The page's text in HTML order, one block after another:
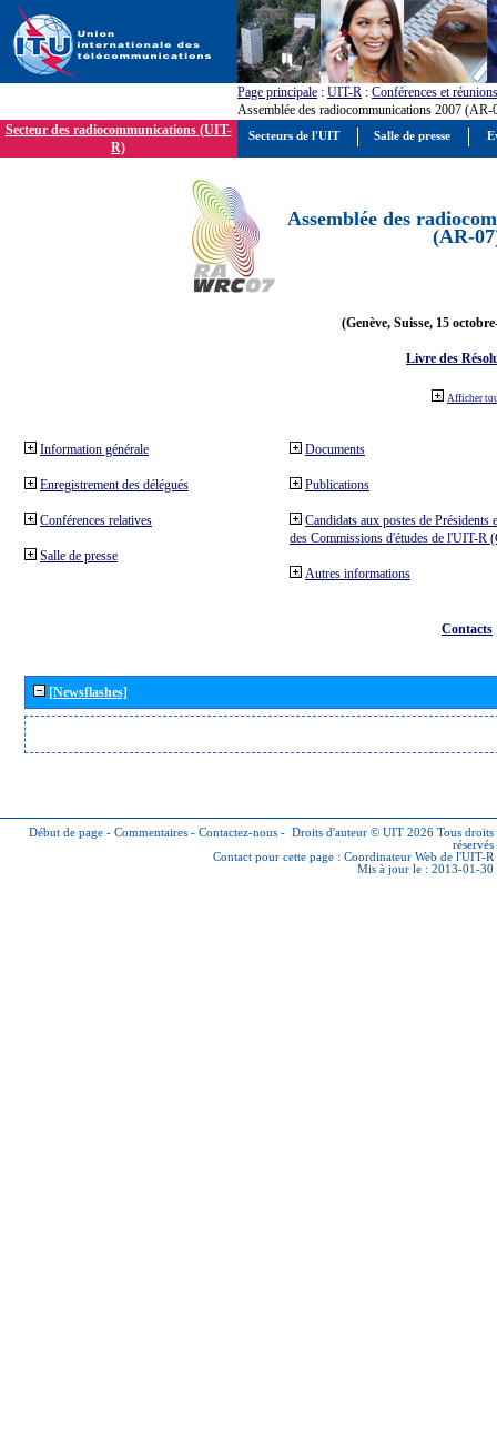
Page principale : UIT-R : Conférences et réunions
Assemblée des radiocommunications 2007 (AR-
Secteur des radiocommunications (UIT-
R)
Assemblée des
(AR-
(Genève, Suisse, 15
Livre des
Afficher
Information générale
Enregistrement des délégués
Conférences relatives
Salle de presse
Documents
Publications
Candidats aux postes de Présidents
des Commissions d'études de l'UIT-R
Autres informations
Contacts
[Newsflashes]
Début de page - Commentaires - Contactez-nous - Droits d'auteur © UIT 2026 Tous droits
réservés
Contact pour cette page : Coordinateur Web de l'UIT-R
Mis à jour le : 2013-01-30
Secteurs de l'UIT Salle de presse